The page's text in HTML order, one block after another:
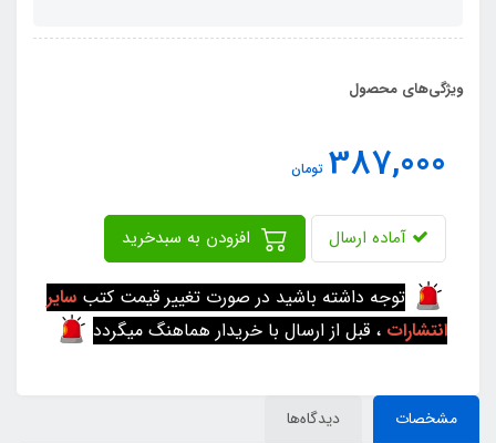
ویژگی‌های محصول
387,000 تومان
آماده ارسال
توجه داشته باشید در صورت تغییر قیمت کتب سایر
انتشارات ، قبل از ارسال با خریدار هماهنگ میگردد
مشخصات دیدگاه‌ها